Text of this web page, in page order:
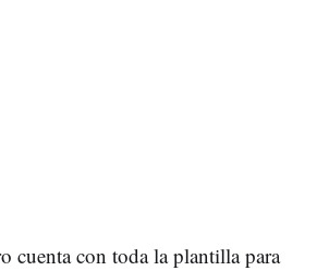
cuenta con toda la plantilla para